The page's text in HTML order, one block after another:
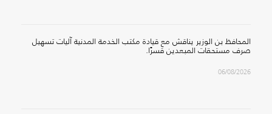
المحافظ بن الوزير يناقش مع قيادة مكتب الخدمة المدنية آليات تسهيل
صرف مستحقات المبعدين قسرًا.
06/08/2026